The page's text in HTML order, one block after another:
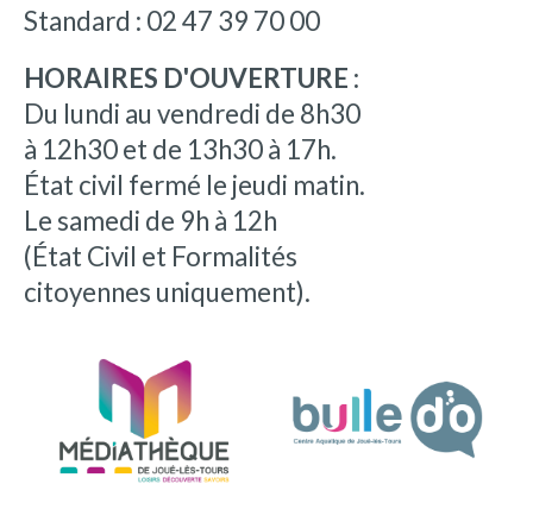
Standard : 02 47 39 70 00
HORAIRES D'OUVERTURE :
Du lundi au vendredi de 8h30
à 12h30 et de 13h30 à 17h.
État civil fermé le jeudi matin.
Le samedi de 9h à 12h
(État Civil et Formalités
citoyennes uniquement).